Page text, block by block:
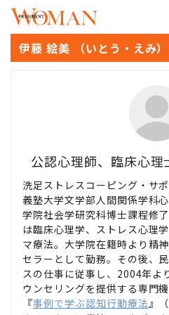
伊藤 絵美 （いとう・えみ）
公認心理師、臨床心
洗足ストレスコーピング・サ
義塾大学文学部人間関係学科
学院社会学研究科博士課程修
は臨床心理学、ストレス心理
マ療法。大学院在籍時より精
セラーとして勤務。その後、
スの仕事に従事し、2004年よ
ウンセリングを提供する専門
『事例で学ぶ認知行動療法 』